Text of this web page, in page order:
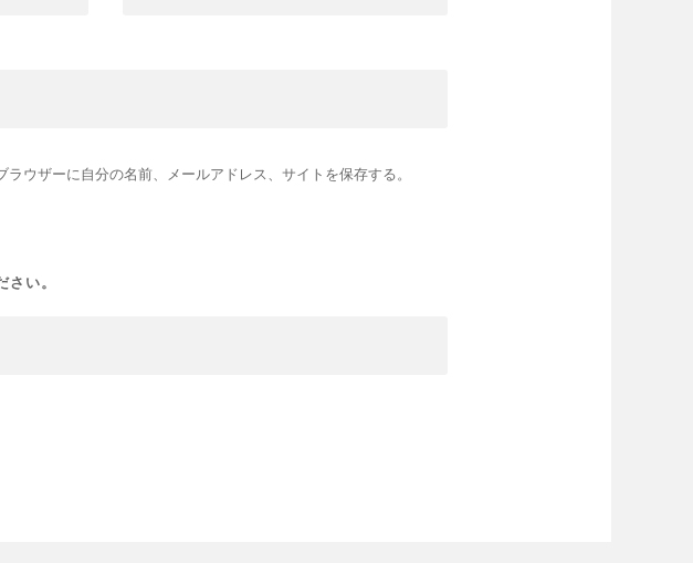
ウザーに自分の名前、メールアドレス、サイトを保存する。
い。